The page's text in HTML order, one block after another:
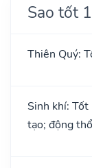
Sao tốt
Thiên Quý:
Sinh khí:
tạo; động